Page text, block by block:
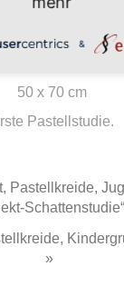
50 x 70 cm
Pastellstudie.
Pastellkreide,
Schattenstudie“
»
&